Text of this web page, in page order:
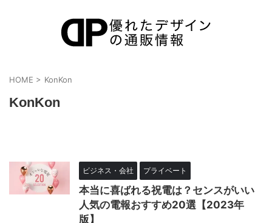
HOME > KonKon
KonKon
ビジネス・会社 プライベート
本当に喜ばれる祝電は？センスがいい
人気の電報おすすめ20選【2023年
版】